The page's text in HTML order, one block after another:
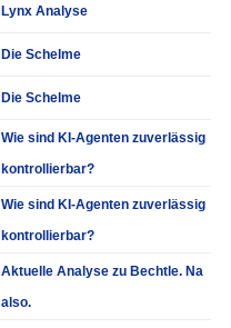
Lynx Analyse
Die Schelme
Die Schelme
Wie sind KI-Agenten zuverlässig
kontrollierbar?
Wie sind KI-Agenten zuverlässig
kontrollierbar?
Aktuelle Analyse zu Bechtle. Na
also.